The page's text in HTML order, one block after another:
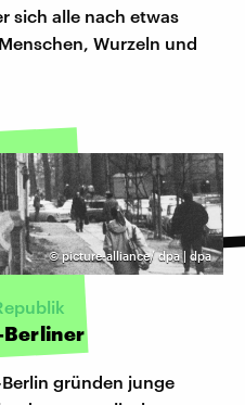
sich alle nach etwas
Wurzeln und
©picture-alliance/ dpa | dpa
Berliner
gründen junge